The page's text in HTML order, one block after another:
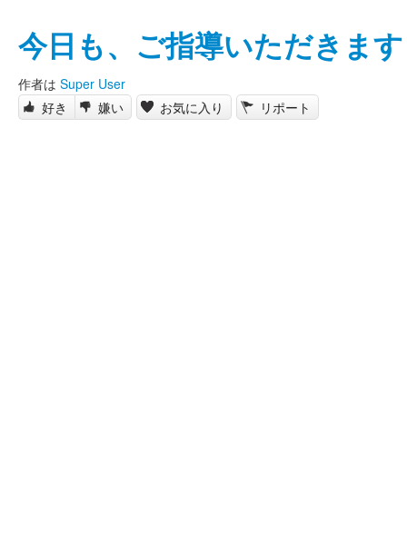
今日も、ご指導いただきま
作者は Super User
好き
嫌い お気に入り リポート